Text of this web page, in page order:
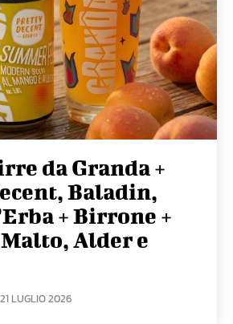
da Granda +
Baladin,
+ Birrone +
Alder e
21 LUGLIO 2026